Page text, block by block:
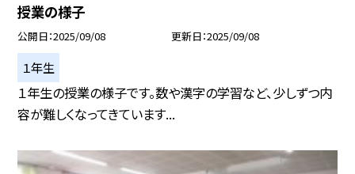
授業の様子
公開日 2025/09/08 更新日 2025/09/08
１年生
１年生の授業の様子です。数や漢字の学習など、少しずつ内
容が難しくなってきています...